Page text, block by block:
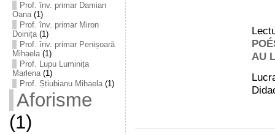
Prof. înv. primar Damian
Oana(1)
Prof. înv. primar Miron
Doinița(1)
Prof. înv. primar Penișoară
Mihaela(1)
Prof. Lupu Luminița
Marlena(1)
Prof. Știubianu Mihaela(1)
Aforisme
(1)
AU